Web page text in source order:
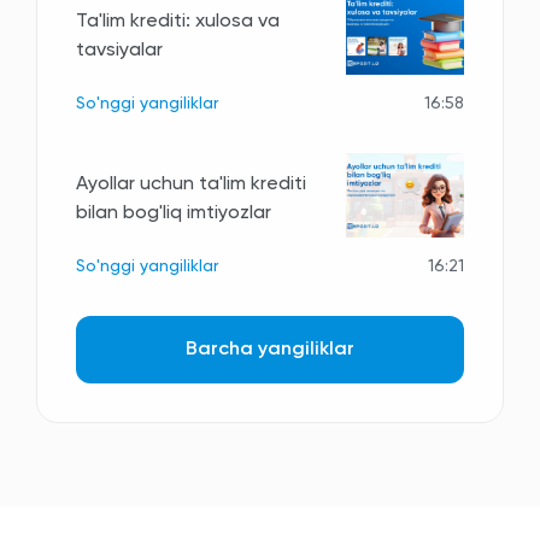
Ta'lim krediti: xulosa va
tavsiyalar
So'nggi yangiliklar 16:58
Ayollar uchun ta'lim krediti
bilan bog'liq imtiyozlar
So'nggi yangiliklar 16:21
Barcha yangiliklar